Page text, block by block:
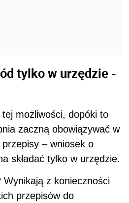
tylko w urzędzie -
możliwości, dopóki to
zaczną obowiązywać w
– wniosek o
składać tylko w urzędzie.
z konieczności
przepisów do